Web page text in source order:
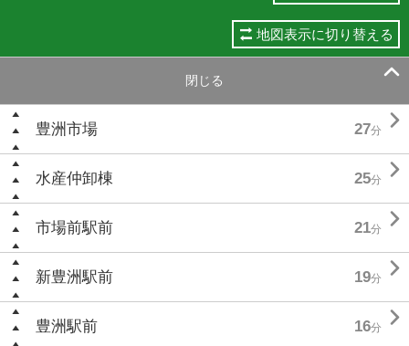
地図表示に切り替える
閉じる 
豊洲市場 27分 
水産仲卸棟 25分 
市場前駅前 21分 
新豊洲駅前 19分 
豊洲駅前 16分 